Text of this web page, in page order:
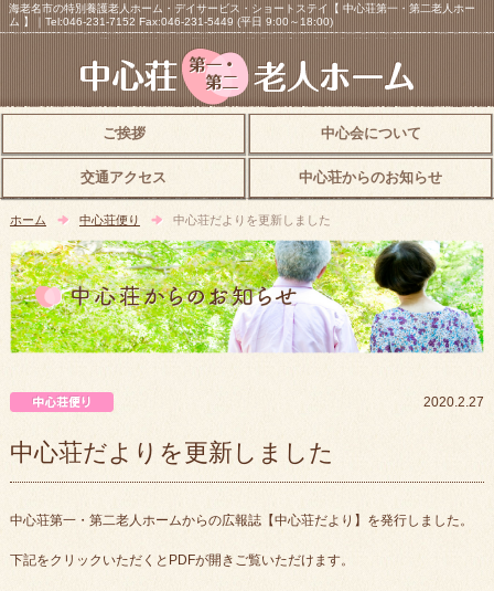
海老名市の特別養護老人ホーム・デイサービス・ショートステイ【 中心荘第一・第二老人ホー
ム 】｜Tel:046-231-7152 Fax:046-231-5449 (平日 9:00～18:00)
ご挨拶 中心会について
交通アクセス 中心荘からのお知らせ
ホーム 中心荘便り 中心荘だよりを更新しました
2020.2.27
中心荘だよりを更新しました
中心荘第一・第二老人ホームからの広報誌【中心荘だより】を発行しました。
下記をクリックいただくとPDFが開きご覧いただけます。